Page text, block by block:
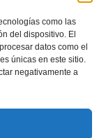
como las
del dispositivo. El
datos como el
únicas en este sitio.
negativamente a
Comunidad
(UE)